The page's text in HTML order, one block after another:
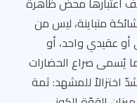
متباينة، ليس من
أو عقيدي واحد، أو
يُسمى صراع الحضارات
اختزالاً للمشهد: ثمة